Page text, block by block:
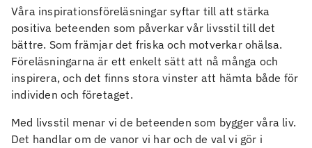
Våra inspirationsföreläsningar syftar till att stärka
positiva beteenden som påverkar vår livsstil till det
bättre. Som främjar det friska och motverkar ohälsa.
Föreläsningarna är ett enkelt sätt att nå många och
inspirera, och det finns stora vinster att hämta både för
individen och företaget.
Med livsstil menar vi de beteenden som bygger våra liv.
Det handlar om de vanor vi har och de val vi gör i